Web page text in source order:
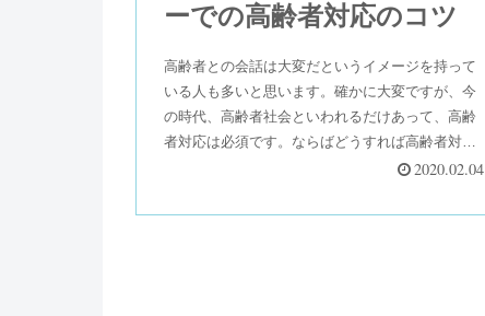
ーでの高齢者対応のコツ
高齢者との会話は大変だというイメージを持って
いる人も多いと思います。確かに大変ですが、今
の時代、高齢者社会といわれるだけあって、高齢
者対応は必須です。ならばどうすれば高齢者対応
が上手くなるかと考えてこの記事を読んでみてく
2020.02.04